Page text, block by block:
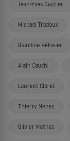
Jean-Yves Gautier
Mickael Trodoux
Blandine Pélissier
Alain Cauchi
Laurent Claret
Thierry Nenez
Olivier Mothes